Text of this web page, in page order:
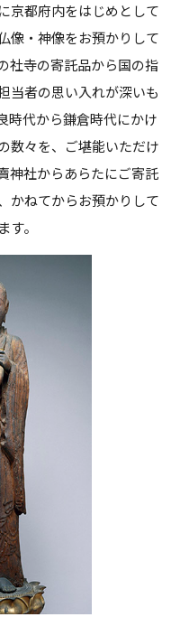
京都府内をはじめとして
像・神像をお預かりして
社寺の寄託品から国の指
当者の思い入れが深いも
時代から鎌倉時代にかけ
数々を、ご堪能いただけ
神社からあらたにご寄託
かねてからお預かりして
。